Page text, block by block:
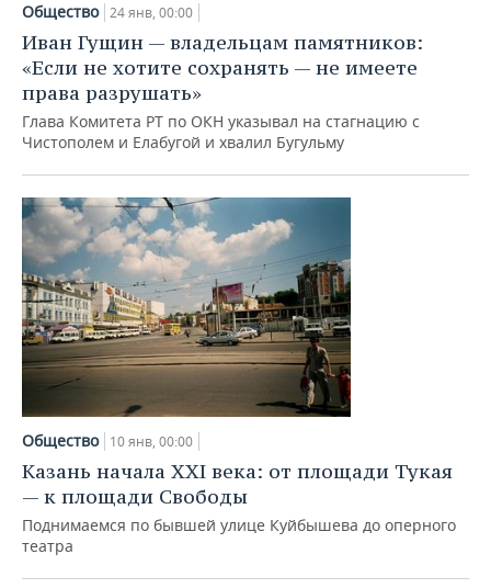
Общество 24 янв, 00:00
Иван Гущин — владельцам памятников:
«Если не хотите сохранять — не имеете
права разрушать»
Глава Комитета РТ по ОКН указывал на стагнацию с
Чистополем и Елабугой и хвалил Бугульму
Общество 10 янв, 00:00
Казань начала XXI века: от площади Тукая
— к площади Свободы
Поднимаемся по бывшей улице Куйбышева до оперного
театра